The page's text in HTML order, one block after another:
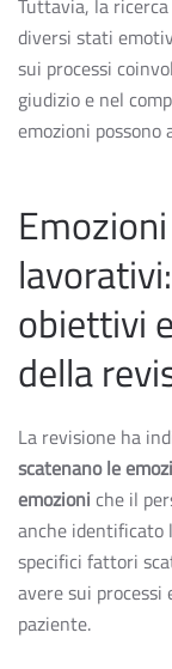
Tuttavia, la
diversi stati
sui processi
giudizio e nel
emozioni possono
obiettivi
della
La revisione ha
scatenano le
emozioni che il
anche identificato
specifici fattori
avere sui
paziente.